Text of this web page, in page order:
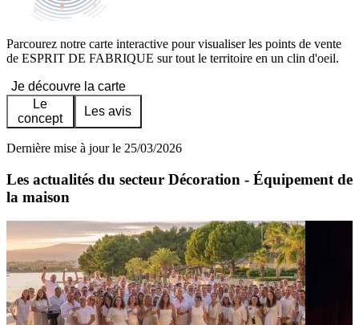
Parcourez notre carte interactive pour visualiser les points de vente
de ESPRIT DE FABRIQUE sur tout le territoire en un clin d'oeil.
Je découvre la carte
Le
concept
Les avis
Dernière mise à jour le 25/03/2026
Les actualités du secteur Décoration - Équipement de
la maison